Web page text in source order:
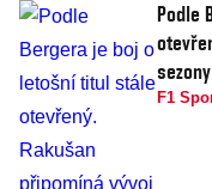
Podle
sezony
F1